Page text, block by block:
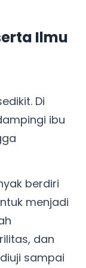
Ilmu
Di
ibu
berdiri
menjadi
dan
sampai